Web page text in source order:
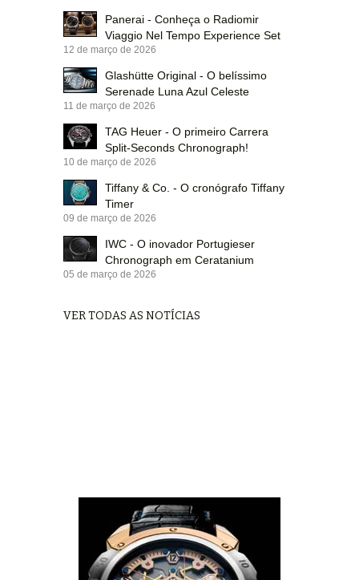
Panerai - Conheça o Radiomir
Viaggio Nel Tempo Experience Set
12 de março de 2026
Glashütte Original - O belíssimo
Serenade Luna Azul Celeste
11 de março de 2026
TAG Heuer - O primeiro Carrera
Split-Seconds Chronograph!
10 de março de 2026
Tiffany & Co. - O cronógrafo Tiffany
Timer
09 de março de 2026
IWC - O inovador Portugieser
Chronograph em Ceratanium
05 de março de 2026
VER TODAS AS NOTÍCIAS